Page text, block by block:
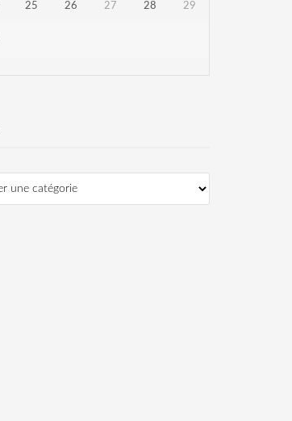
25 26 27 28 29